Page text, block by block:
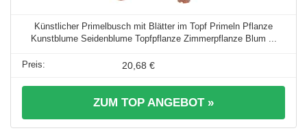
Künstlicher Primelbusch mit Blätter im Topf Primeln Pflanze
Kunstblume Seidenblume Topfpflanze Zimmerpflanze Blum ...
20,68 €
ZUM TOP ANGEBOT »